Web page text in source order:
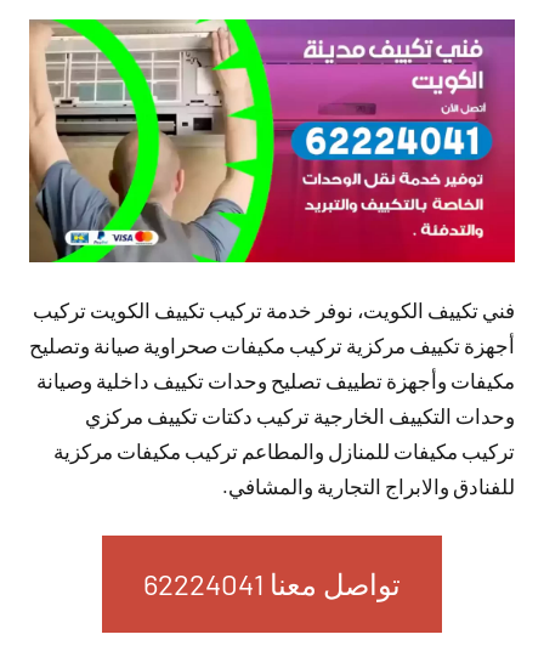
توجد
تعليقات
فني تكييف الكويت، نوفر خدمة تركيب تكييف الكويت تركيب
أجهزة تكييف مركزية تركيب مكيفات صحراوية صيانة وتصليح
مكيفات وأجهزة تطييف تصليح وحدات تكييف داخلية وصيانة
وحدات التكييف الخارجية تركيب دكتات تكييف مركزي
تركيب مكيفات للمنازل والمطاعم تركيب مكيفات مركزية
للفنادق والابراج التجارية والمشافي.
تواصل معنا 62224041